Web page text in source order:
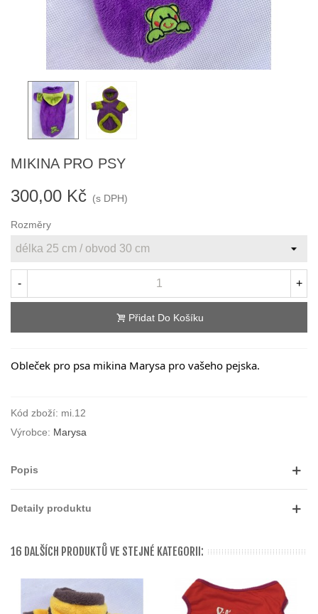
MIKINA PRO PSY
300,00 Kč (s DPH)
Rozměry
- +
Přidat Do Košíku
Obleček pro psa mikina Marysa pro vašeho pejska.
Kód zboží: mi.12
Výrobce: Marysa
Popis
Detaily produktu
16 DALŠÍCH PRODUKTŮ VE STEJNÉ KATEGORII: